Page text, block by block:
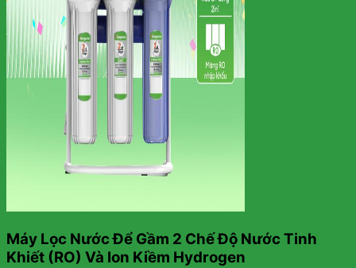
Máy Lọc Nước Để Gầm 2 Chế Độ Nước Tinh
Khiết (RO) Và Ion Kiềm Hydrogen